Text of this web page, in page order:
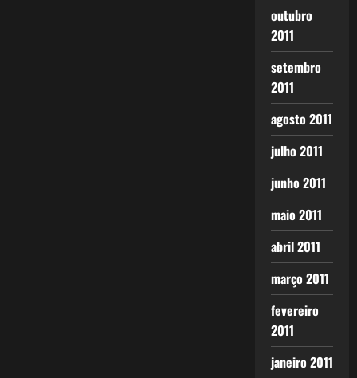
outubro
2011
setembro
2011
agosto 2011
julho 2011
junho 2011
maio 2011
abril 2011
março 2011
fevereiro
2011
janeiro 2011